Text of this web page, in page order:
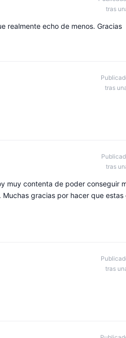
tras
realmente echo de menos. Gracias
tras
tras
muy contenta de poder conseguir
gracias por hacer que estas
tras